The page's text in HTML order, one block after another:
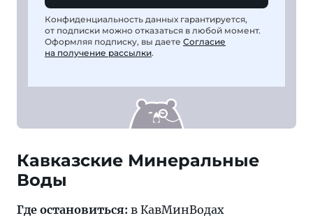
Конфиденциальность данных гарантируется,
от подписки можно отказаться в любой момент.
Оформляя подписку, вы даете Согласие
на получение рассылки.
Кавказские Минеральные
Где остановиться: в КавМинВодах